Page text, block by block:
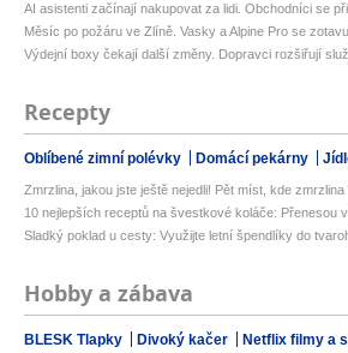
AI asistenti začínají nakupovat za lidi. Obchodníci se
Měsíc po požáru ve Zlíně. Vasky a Alpine Pro se
Výdejní boxy čekají další změny. Dopravci rozšiřují
Recepty
Oblíbené zimní polévky Domácí pekárny
Zmrzlina, jakou jste ještě nejedli! Pět míst, kde zmrzlina
10 nejlepších receptů na švestkové koláče: Přenesou
Sladký poklad u cesty: Využijte letní špendlíky do
Hobby a zábava
BLESK Tlapky Divoký kačer Netflix filmy a